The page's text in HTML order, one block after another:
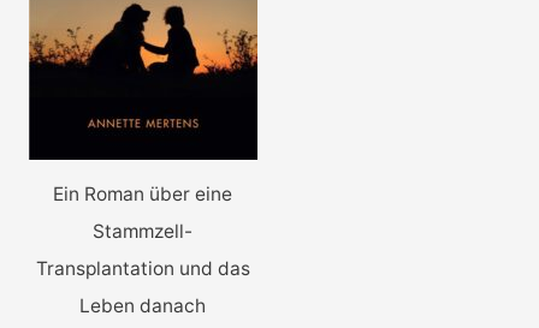
Ein Roman über eine
Stammzell-
Transplantation und das
Leben danach